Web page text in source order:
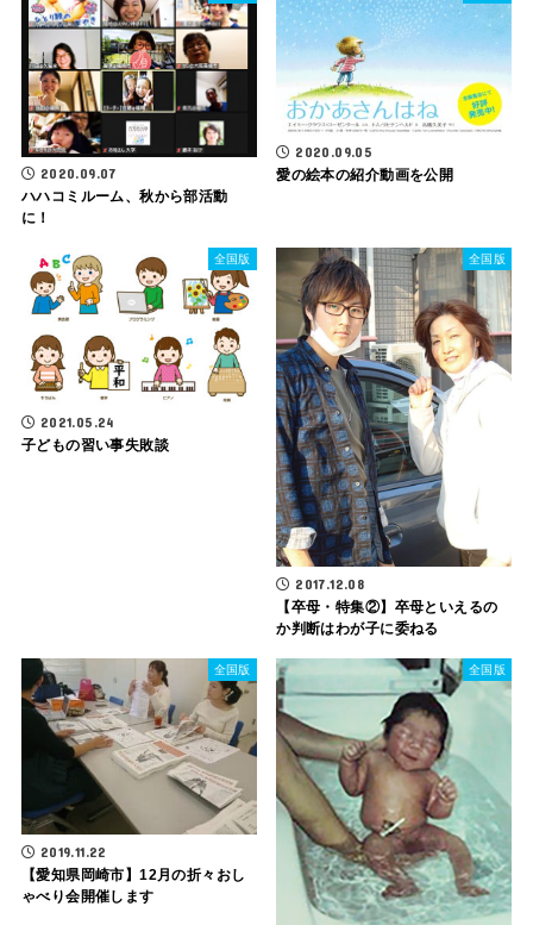
2020.09.07
ハハコミルーム、秋から部活動
に！
2020.09.05
愛の絵本の紹介動画を公開
全国版
2021.05.24
子どもの習い事失敗談
全国版
2017.12.08
【卒母・特集②】卒母といえるの
か判断はわが子に委ねる
全国版
2019.11.22
【愛知県岡崎市】12月の折々おし
ゃべり会開催します
全国版